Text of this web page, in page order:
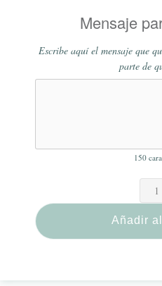
Mensaje
Escribe aquí el mensaje que
parte de
150
Añadir